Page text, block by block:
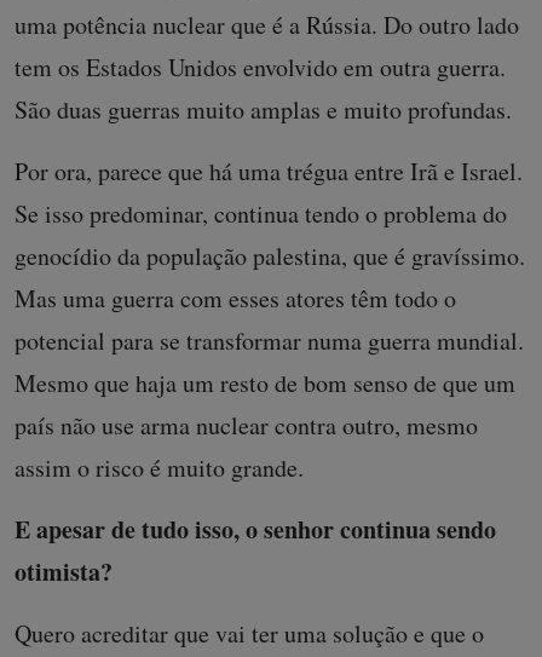
uma potência nuclear que é a Rússia. Do outro lado
tem os Estados Unidos envolvido em outra guerra.
São duas guerras muito amplas e muito profundas.
Por ora, parece que há uma trégua entre Irã e Israel.
Se isso predominar, continua tendo o problema do
genocídio da população palestina, que é gravíssimo.
Mas uma guerra com esses atores têm todo o
potencial para se transformar numa guerra mundial.
Mesmo que haja um resto de bom senso de que um
país não use arma nuclear contra outro, mesmo
assim o risco é muito grande.
E apesar de tudo isso, o senhor continua sendo
otimista?
Quero acreditar que vai ter uma solução e que o